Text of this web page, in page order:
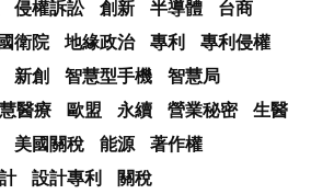
侵權訴訟 創新 半導體
台商
衛院 地緣政治 專利
專利侵權
新創 智慧型手機
智慧局
醫療 歐盟 永續 營業秘密
生醫
美國關稅 能源
著作權
設計專利 關稅